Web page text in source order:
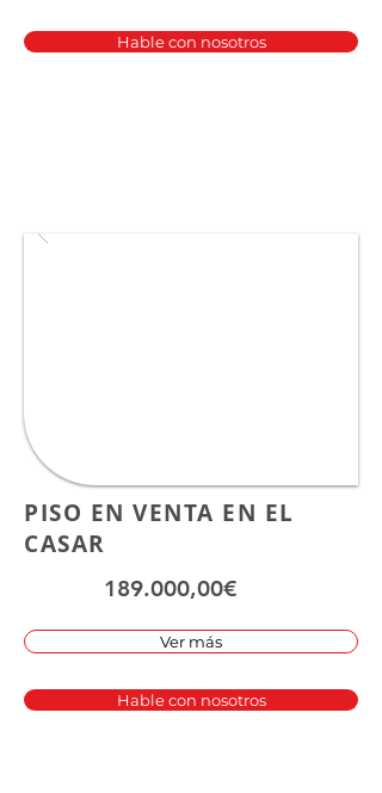
Hable con nosotros
PISO EN VENTA EN EL
CASAR
189.000,00€
Ver más
Hable con nosotros